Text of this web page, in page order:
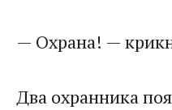
— Охрана! —
Два охранника